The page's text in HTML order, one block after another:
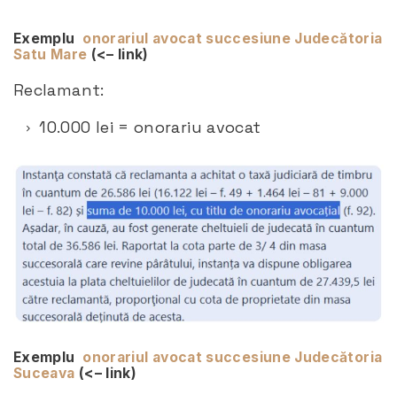
Exemplu onorariul avocat succesiune Judecătoria
Satu Mare (<– link)
Reclamant:
10.000 lei = onorariu avocat
Exemplu onorariul avocat succesiune Judecătoria
Suceava (<– link)